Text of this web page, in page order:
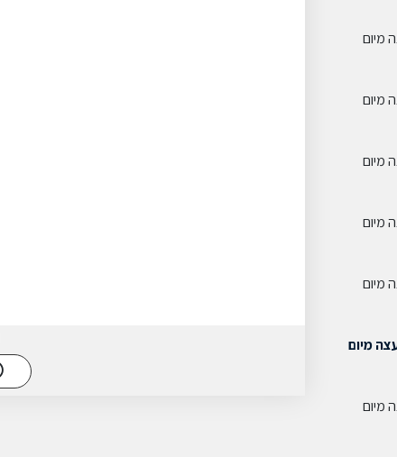
מיום
מיום
מיום
מיום
מיום
מיום
מיום